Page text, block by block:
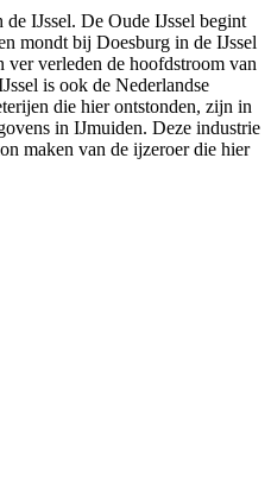
IJssel. De Oude IJssel begint
mondt bij Doesburg in de IJssel
ver verleden de hoofdstroom van
is ook de Nederlandse
die hier ontstonden, zijn in
in IJmuiden. Deze industrie
maken van de ijzeroer die hier